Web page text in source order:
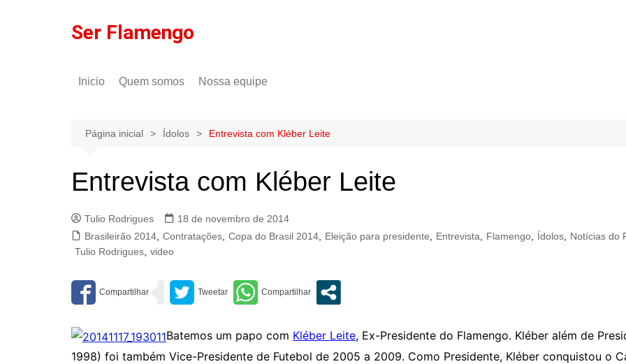
Ser Flamengo
Inicio Quem somos
Política de privacidade
Nossa equipe
Gilson Lima
Página inicial Ídolos Entrevista com Kléber Leite
Entrevista com Kléber Leite
Tulio Rodrigues
18 de novembro de 2014
Brasileirão 2014 Contratações Copa do Brasil 2014 Eleição para presidente Entrevista Flamengo Ídolos Notícias do
Tulio Rodrigues video
Batemos um papo com Kléber Leite, Ex-Presidente do Flamengo. Kléber além de
1998) foi também Vice-Presidente de Futebol de 2005 a 2009. Como Presidente, Kléber conquistou o